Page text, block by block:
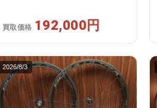
買取価格 192,000円
2026/8/3